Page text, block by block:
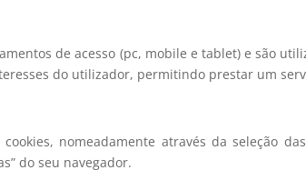
de acesso (pc, mobile e tablet) e são
do utilizador, permitindo prestar um
nomeadamente através da seleção
do seu navegador.